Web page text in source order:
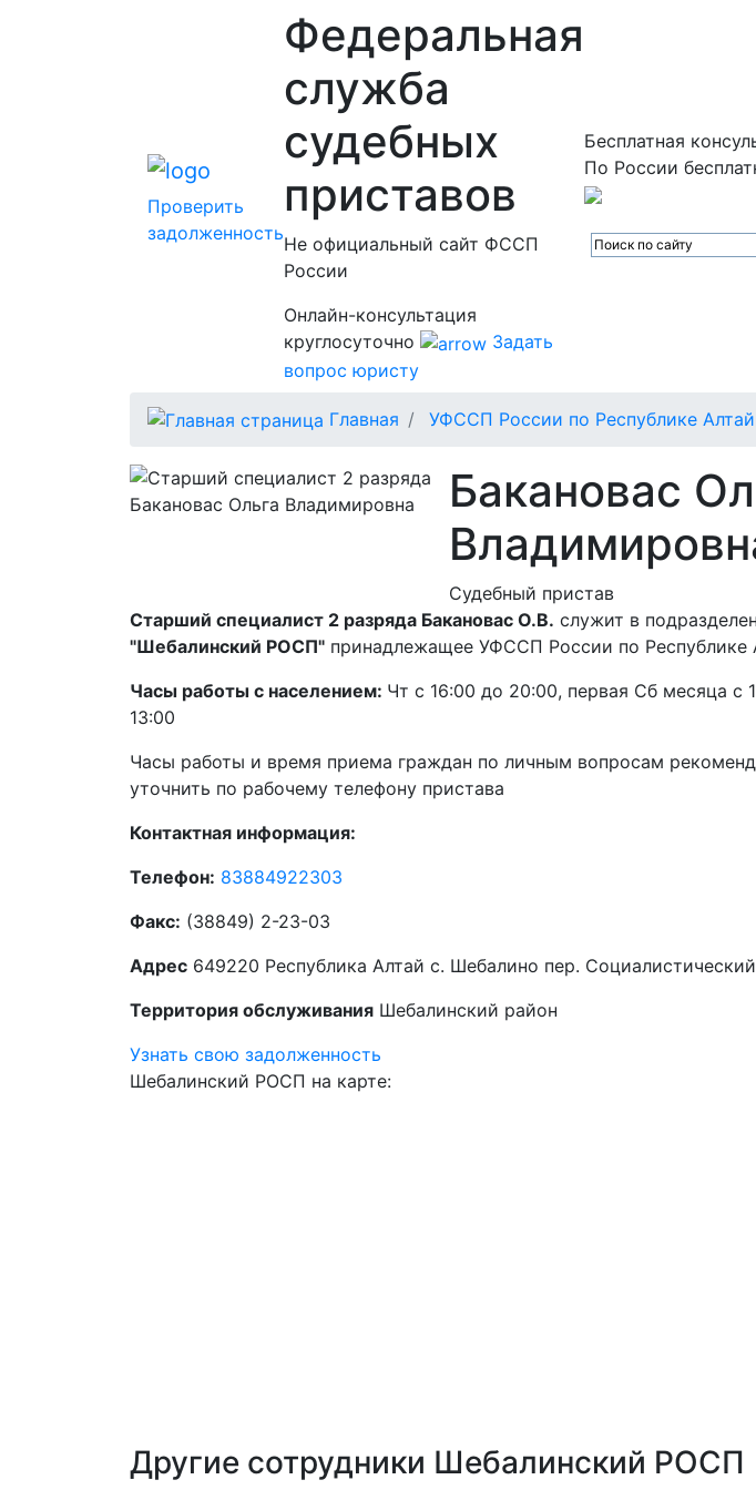
Проверить
задолженность
Федеральная
служба
судебных
приставов
Не официальный сайт ФССП
России
Онлайн-консультация
круглосуточно
Задать
вопрос юристу
Бесплатная
По России
Главная УФССП России по Республике Алтай
Бакановас
Судебный пристав
Старший специалист 2 разряда Бакановас О.В. служит в
"Шебалинский РОСП" принадлежащее УФССП России по Республике
Часы работы с населением: Чт с 16:00 до 20:00, первая Сб месяца с
13:00
Часы работы и время приема граждан по личным вопросам
уточнить по рабочему телефону пристава
Контактная информация:
Телефон: 83884922303
Факс: (38849) 2-23-03
Адрес 649220 Республика Алтай с. Шебалино пер.
Территория обслуживания Шебалинский район
Узнать свою задолженность
Шебалинский РОСП на карте:
Другие сотрудники Шебалинский РОСП